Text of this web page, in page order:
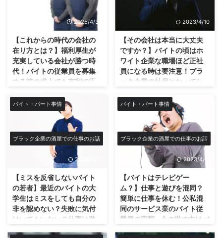
の？というクレームばかりだ。流
石にネットで全国のお客様のお ...
ルの過去のエピソードにつ
ヒカルと同じ経験…ヒカルと自分
が重なって見えた… ヒカルが動画
の中で語っていた工場勤務時代の
昇給の感じがウチのブラック企業
と重なって見えた件！ ヒカルは
動画の中で社員の頃の昇給で給料
が5000円しか上がらなかった事
に強い違和感と不満を感じ、
『俺が社長になったらもっと頑張
ってくれている会社の社員達の昇
給(給料)いっぱい出してやろ
う！』と思って仕事を辞めたと語
っていた。 この発言を動画で見
た時、まさにウチのブラック企業
と一緒だと感じた！ こんなにヒ
カルに共感出来たのは後にも先に
もコレが1番だと思う。 ト ...
社員のため息の絶えない酒屋の店
内… ウチの会社の従業員はみん
なため息の数が凄い… みんなため
息ついてる。 とにかく忙しいの
とする事が多過ぎで終わらない事
への苛立ちから来るため息。 会
社への不満から来るため息。 な
んでこんなに人がいないんだのた
め息。 シフト表見てため息。 ミ
スするバイト見てため息。 疲れ
からか自分もミスしてため息。w
こんなにため息ばっかしててこの
会社大丈夫なのかなと思う(笑) サ
ービス業は地獄… サービス業はど
こもこんな感じなのかなぁ〜。や
っぱりホント嫌。(笑) この溜息の
話はもちろ ...
2025/4/30
【これからの時代の会社の
在り方とは？】福利厚生が
充実している会社が勝つ時
代！バイトの従業員を募集
する時の求人でも有利で応
会社がこれからの時代の最
適解の会社の在り方！
どうも僕です★今回は時代遅れの
働き方の日本の問題点についてで
す！ 日本の時代遅れの従業員へ
の働かせ方 日本ではスーパーな
どの店員は立ってレジをするのは
当たり前の光景。 しかし少し外
に目を向けてみると海外ではレジ
に椅子が設置されている国も少な
くない。 世界では椅子に座って
のレジは割と当たり前。何故なら
立ってレジをしていることに明確
な理由はない。 日本の風習的に
2023/4/10
【その会社は本当に大丈夫
ですか？】バイトの頃はホ
ワイト企業な職場ほど正社
員になる時は要注意！ブラ
ック企業の社員になってし
遅れになって底辺社畜にな
る前に今一度その会社の社
員の働き方を確認せよ！
ホワイトバイトな職場程、正社員
になったら気を付けろ！ 僕も当
時、アルバイトから今の会社の社
員になりましたが 当時は土曜・
日曜は休めて、退社も遅くても18
時でした。まぁバイトですし当た
り前と言えば当たり前ですが(笑)
しかし、社員になるとこれは一
転！まさにブラック企業の人生の
始まりだった！ 週6日勤務に21
時退社に変わる。そう、12時間労
バイト・パート事情
ブラック企業の酒屋での仕事のお話
2023/4/13
【ミスを反省しないバイト
の若者】最近のバイトの大
学生はミスをしても自分の
非を認めない？失敗に気付
けいてもいない？仕事は遊
バイト・パート事情
ブラック企業の酒屋での仕事のお話
2023/4/11
【バイトはテレビゲー
ム？】仕事と遊びを混同？
簡単に仕事を休む！公私混
同のサービス業のバイト従
業員の実態…今の世の中はバ